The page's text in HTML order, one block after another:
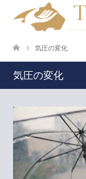
気圧の変化
気圧の変化